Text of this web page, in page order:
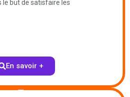
but de satisfaire les
En savoir +